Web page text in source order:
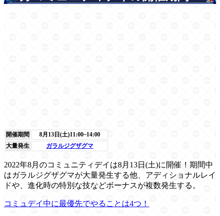
開催期間
8月13日(土)11:00~14:00
大量発生
ガラルジグザグマ
2022年8月のコミュニティデイは8月13日(土)に開催！期間中
はガラルジグザグマが大量発生する他、アディショナルレイ
ドや、進化時の特別な技などボーナスが複数発生する。
コミュデイ中に最優先でやることは4つ！